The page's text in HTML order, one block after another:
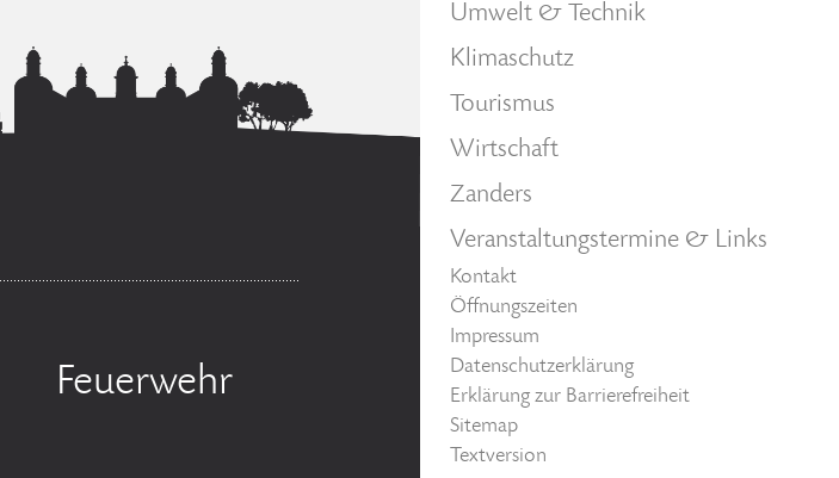
Feuerwehr
Umwelt & Technik
Klimaschutz
Tourismus
Wirtschaft
Zanders
Veranstaltungstermine & Links
Kontakt
Öffnungszeiten
Impressum
Datenschutzerklärung
Erklärung zur Barrierefreiheit
Sitemap
Textversion